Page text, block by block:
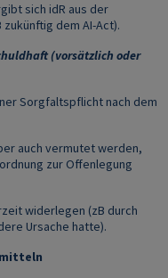
sich idR aus der
dem AI-Act).
(vorsätzlich oder
Sorgfaltspflicht nach dem
auch vermutet werden,
zur Offenlegung
widerlegen (zB durch
Ursache hatte).